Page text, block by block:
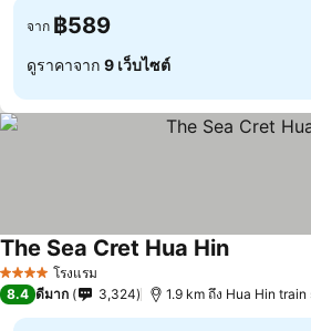
จาก ฿589
ดูราคาจาก 9 เว็บไซต์
4 ดาว โรงแรม
The Sea Cret Hua Hin
8.4 ดีมาก 3,324 1.9 km ถึง Hua Hin train